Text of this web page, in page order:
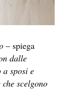
– spiega
dalle
a sposi e
scelgono